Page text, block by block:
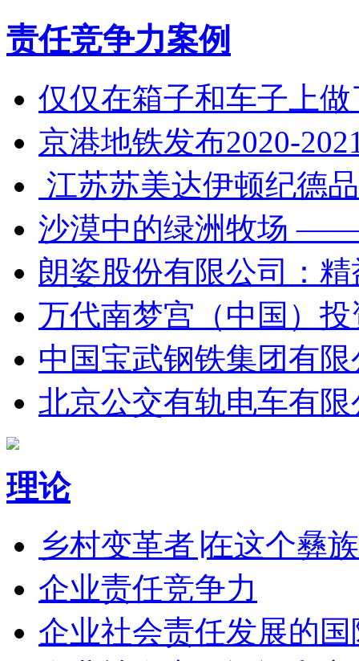
责任竞争力案例
仅仅在箱子和车子上
京港地铁发布2020-
江苏苏美达伊顿纪德
沙漠中的绿洲牧场
朗姿股份有限公司：精
万代南梦宫（中国）
中国宝武钢铁集团有
北京公交有轨电车有
理论
乡村变革者∣在这个彝
企业责任竞争力
企业社会责任发展的国